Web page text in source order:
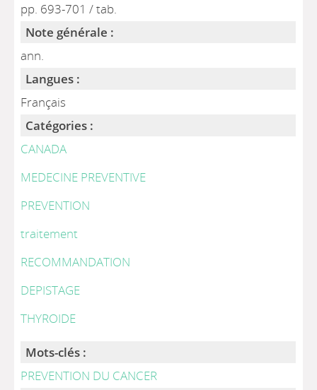
pp. 693-701 / tab.
Note générale :
ann.
Langues :
Français
Catégories :
CANADA
MEDECINE PREVENTIVE
PREVENTION
traitement
RECOMMANDATION
DEPISTAGE
THYROIDE
Mots-clés :
PREVENTION DU CANCER